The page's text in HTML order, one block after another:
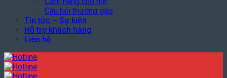
Câu hỏi thường gặp
Tin tức – Sự kiện
Hỗ trợ khách hàng
Liên hệ